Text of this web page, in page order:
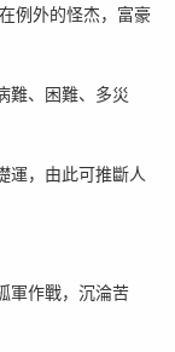
例外的怪杰，富豪
難、困難、多災
運，由此可推斷人
軍作戰，沉淪苦